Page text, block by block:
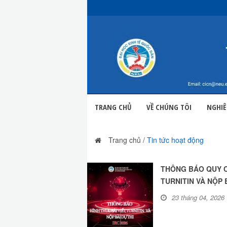
TRANG CHỦ VỀ CHÚNG TÔI
Trang chủ / Tin tức hoạt động
THÔNG BÁO QUY
TURNITIN VÀ NỘP
23 tháng 04, 2026